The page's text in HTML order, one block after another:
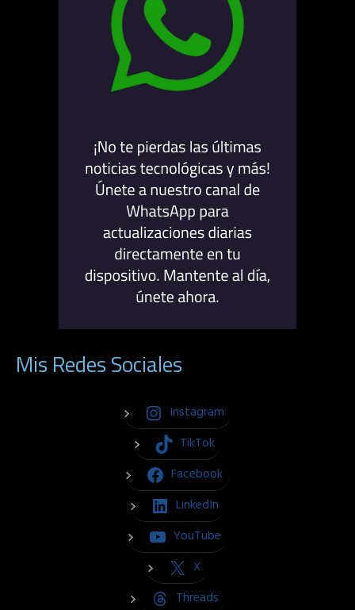
Mis Redes Sociales
Instagram
TikTok
Facebook
LinkedIn
YouTube
X
Threads